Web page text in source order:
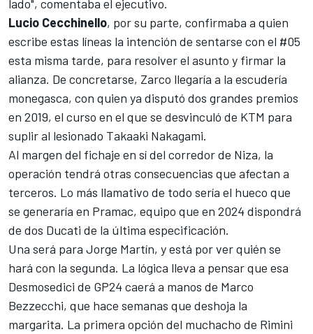
lado", comentaba el ejecutivo.
Lucio Cecchinello, por su parte, confirmaba a quien
escribe estas líneas la intención de sentarse con el #05
esta misma tarde, para resolver el asunto y firmar la
alianza. De concretarse, Zarco llegaría a la escudería
monegasca, con quien ya disputó dos grandes premios
en 2019, el curso en el que se desvinculó de KTM para
suplir al lesionado Takaaki Nakagami.
Al margen del fichaje en sí del corredor de Niza, la
operación tendrá otras consecuencias que afectan a
terceros. Lo más llamativo de todo sería el hueco que
se generaría en Pramac, equipo que en 2024 dispondrá
de dos Ducati de la última especificación.
Una será para Jorge Martín, y está por ver quién se
hará con la segunda. La lógica lleva a pensar que esa
Desmosedici de GP24 caerá a manos de Marco
Bezzecchi, que hace semanas que deshoja la
margarita. La primera opción del muchacho de Rimini